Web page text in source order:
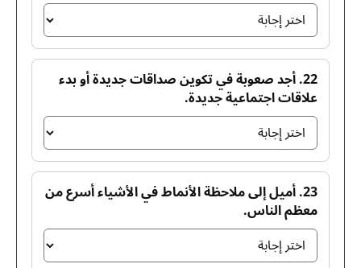
22. أجد صعوبة في تكوين صداقات جديدة أو بدء
علاقات اجتماعية جديدة.
23. أميل إلى ملاحظة الأنماط في الأشياء أسرع من
معظم الناس.